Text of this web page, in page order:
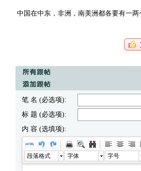
中国在中东，非洲，南美洲都各要有一
笔 名 (必选项):
标 题 (必选项):
内 容 (选填项):
段落格式 字体 字号